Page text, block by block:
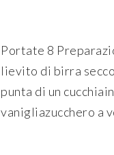
Portate 8
lievito di birra
punta di un
vanigliazucchero a